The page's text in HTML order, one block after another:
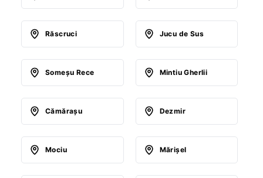
Răscruci Jucu de Sus
Someşu Rece Mintiu Gherlii
Cămăraşu Dezmir
Mociu Mărişel